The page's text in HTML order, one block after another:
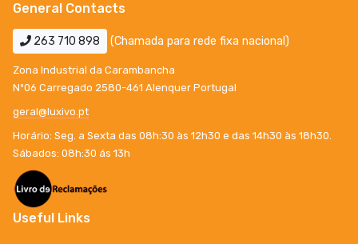
General Contacts
263 710 898 (Chamada para rede fixa nacional)
Zona Industrial da Carambancha
Nº06 Carregado 2580-461 Alenquer Portugal
geral@luxivo.pt
Horário: Seg. a Sexta das 08h:30 às 12h30 e das 14h30 às 18h30.
Sábados: 08h:30 ás 13h
Useful Links